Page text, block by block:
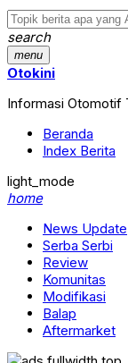
search
menu
Otokini
Informasi Otomotif
Beranda
Index Berita
light_mode
home
News Update
Serba Serbi
Review
Komunitas
Modifikasi
Balap
Aftermarket